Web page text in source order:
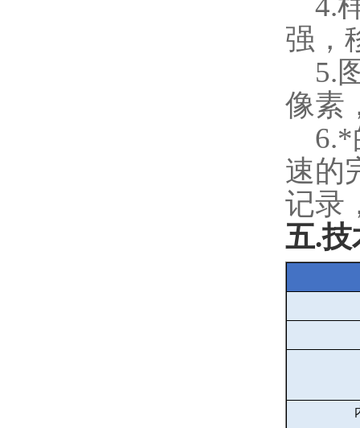
强，
5.
像素
6.*
速的
记录
五.技